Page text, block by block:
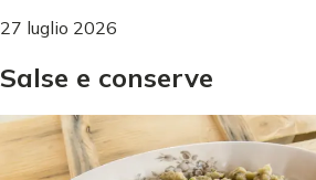
27 luglio 2026
Salse e conserve